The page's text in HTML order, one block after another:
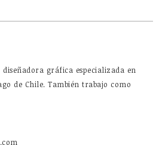
diseñadora gráfica especializada en
de Chile. También trabajo como